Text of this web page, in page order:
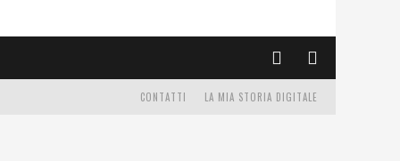
LA MIA STORIA DIGITALE
CONTATTI